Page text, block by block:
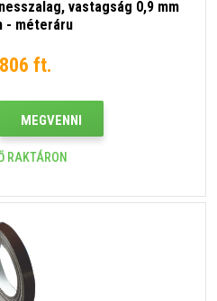
vastagság 0,9 mm
- méteráru
ft.
MEGVENNI
RAKTÁRON